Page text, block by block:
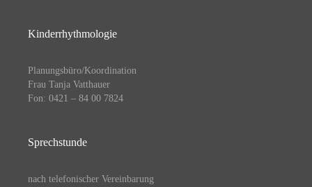
Kinderrhythmologie
Planungsbüro/Koordination
Frau Tanja Vatthauer
Fon: 0421 – 84 00 7824
Sprechstunde
nach telefonischer Vereinbarung